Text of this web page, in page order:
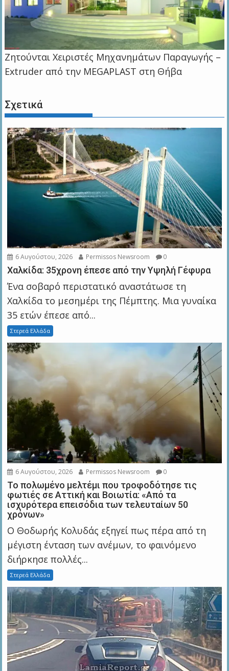
Zητούνται Χειριστές Μηχανημάτων Παραγωγής –
Extruder από την MEGAPLAST στη Θήβα
Σχετικά
6 Αυγούστου, 2026 Permissos Newsroom 0
Χαλκίδα: 35χρονη έπεσε από την Υψηλή Γέφυρα
Ένα σοβαρό περιστατικό αναστάτωσε τη
Χαλκίδα το μεσημέρι της Πέμπτης. Μια γυναίκα
35 ετών έπεσε από...
Στερεά Ελλάδα
6 Αυγούστου, 2026 Permissos Newsroom 0
Το πολωμένο μελτέμι που τροφοδότησε τις
φωτιές σε Αττική και Βοιωτία: «Από τα
ισχυρότερα επεισόδια των τελευταίων 50
χρόνων»
Ο Θοδωρής Κολυδάς εξηγεί πως πέρα από τη
μέγιστη ένταση των ανέμων, το φαινόμενο
διήρκησε πολλές...
Στερεά Ελλάδα